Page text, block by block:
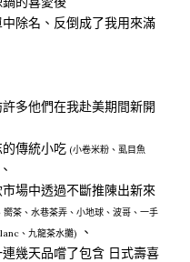
除名、反倒成了我用來滿
多他們在我赴美期間新開
傳統小吃 (小卷米粉、虱目魚
、
場中透過不斷推陳出新來
嚮茶、水巷茶弄、小地球、波哥、一手
、九龍茶水攤)
、
幾天品嚐了包含 日式壽喜